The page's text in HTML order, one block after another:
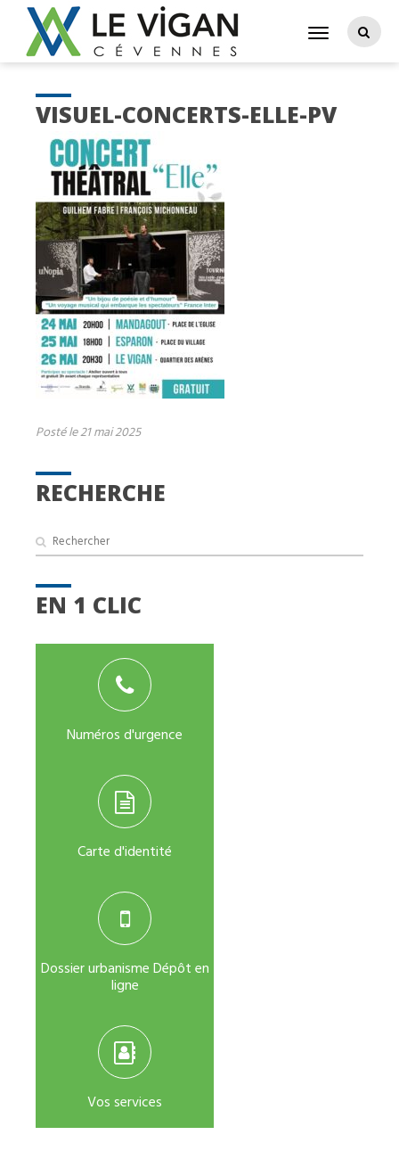
RECHERCHE
EN 1 CLIC
Numéros d'urgence
Carte d'identité
Dossier urbanisme Dépôt en
ligne
Vos services
VISUEL-CONCERTS-ELLE-PV
Posté le 21 mai 2025